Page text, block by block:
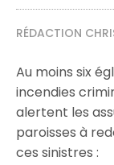
RÉDACTION
Au moins six
incendies
alertent les
paroisses à
ces sinistres :